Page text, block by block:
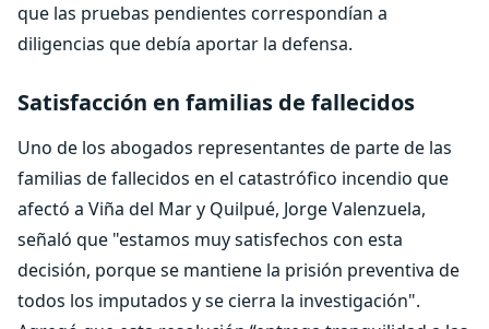
que las pruebas pendientes correspondían a
diligencias que debía aportar la defensa.
Satisfacción en familias de fallecidos
Uno de los abogados representantes de parte de las
familias de fallecidos en el catastrófico incendio que
afectó a Viña del Mar y Quilpué, Jorge Valenzuela,
señaló que "estamos muy satisfechos con esta
decisión, porque se mantiene la prisión preventiva de
todos los imputados y se cierra la investigación".